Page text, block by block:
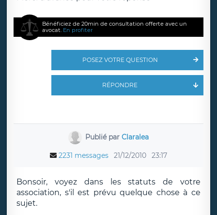
Bénéficiez de 20min de consultation offerte avec un
avocat. En profiter
POSEZ VOTRE QUESTION
RÉPONDRE
Publié parClaralea
2231 messages 21/12/2010 23:17
Bonsoir, voyez dans les statuts de votre
association, s'il est prévu quelque chose à ce
sujet.